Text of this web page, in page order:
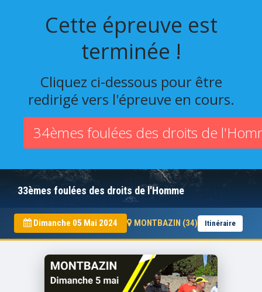
Cette épreuve est
terminée !
Cliquez ci-dessous pour être
redirigé vers l'épreuve en cours.
34èmes foulées des droits de
33èmes foulées des droits de l'Homme
Dimanche 05 Mai 2024 MONTBAZIN (34) Itinéraire